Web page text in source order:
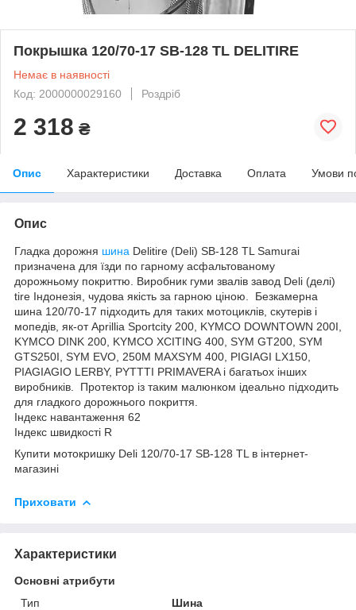
Покрышка 120/70-17 SB-128 TL DELITIRE
Немає в наявності
Код: 2000000029160
Роздріб
2 318 ₴
Опис Характеристики Доставка Оплата Умови
Опис
Гладка дорожня шина Delitire (Deli) SB-128 TL Samurai
призначена для їзди по гарному асфальтованому
дорожньому покриттю. Виробник гуми звалів завод Deli (делі)
tire Індонезія, чудова якість за гарною ціною. Безкамерна
шина 120/70-17 підходить для таких мотоциклів, скутерів і
мопедів, як-от Aprillia Sportcity 200, KYMCO DOWNTOWN 200I,
KYMCO DINK 200, KYMCO XCITING 400, SYM GT200, SYM
GTS250I, SYM EVO, 250M MAXSYM 400, PIGIAGI LX150,
PIAGIAGIO LERBY, PYTTTI PRIMAVERA і багатьох інших
виробників. Протектор із таким малюнком ідеально підходить
для гладкого дорожнього покриття.
Індекс навантаження 62
Індекс швидкості R
Купити мотокришку Deli 120/70-17 SB-128 TL в інтернет-
магазині
Приховати
Характеристики
Основні атрибути
Тип
Шина